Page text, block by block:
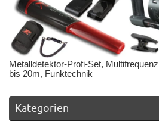
Metalldetektor-Profi-Set,
bis 20m, Funktechnik
Kategorien